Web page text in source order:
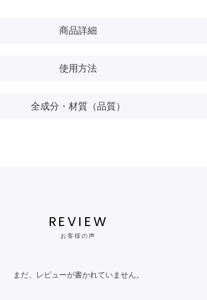
商品詳細
使用方法
全成分・材質（品質）
REVIEW
お客様の声
まだ、レビューが書かれていません。